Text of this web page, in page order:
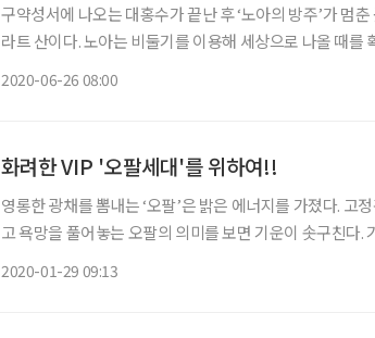
구약성서에 나오는 대홍수가 끝난 후 ‘노아의 방주’가 멈
라트 산이다. 노아는 비둘기를 이용해 세상으로 나올 때를
2020-06-26 08:00
화려한 VIP '오팔세대'를 위하여!!
영롱한 광채를 뽐내는 ‘오팔’은 밝은 에너지를 가졌다. 고
고 욕망을 풀어놓는 오팔의 의미를 보면 기운이 솟구친다.
2020-01-29 09:13